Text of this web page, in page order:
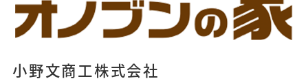
小野文商工株式会社